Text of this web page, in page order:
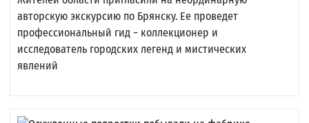
авторскую экскурсию по Брянску. Ее проведет
профессиональный гид − коллекционер и
исследователь городских легенд и мистических
явлений